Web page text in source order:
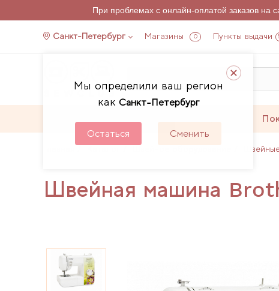
При проблемах с онлайн-оплатой заказов на
Санкт-Петербург Магазины 0 Пункты выдачи
Мы определили ваш регион
как Санкт-Петербург
Остаться Сменить
Каталог Швейное оборудование
Швейная машина